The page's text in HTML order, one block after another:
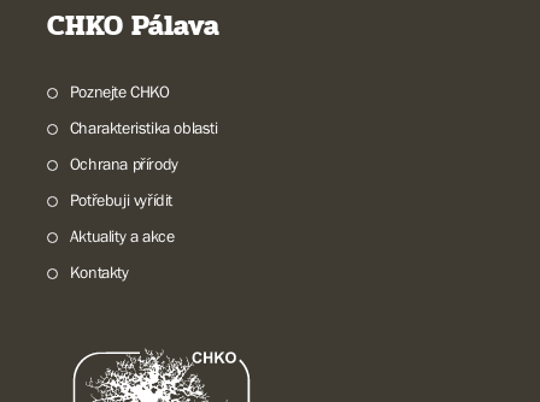
CHKO Pálava
Poznejte CHKO
Charakteristika oblasti
Ochrana přírody
Potřebuji vyřídit
Aktuality a akce
Kontakty